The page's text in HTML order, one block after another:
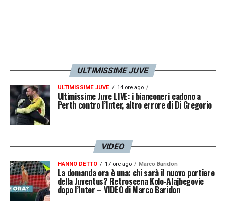
ULTIMISSIME JUVE
ULTIMISSIME JUVE 14 ore ago
Ultimissime Juve LIVE: i bianconeri cadono a
Perth contro l’Inter, altro errore di Di Gregorio
VIDEO
HANNO DETTO 17 ore ago Marco Baridon
La domanda ora è una: chi sarà il nuovo portiere
della Juventus? Retroscena Kolo-Alajbegovic
dopo l’Inter – VIDEO di Marco Baridon